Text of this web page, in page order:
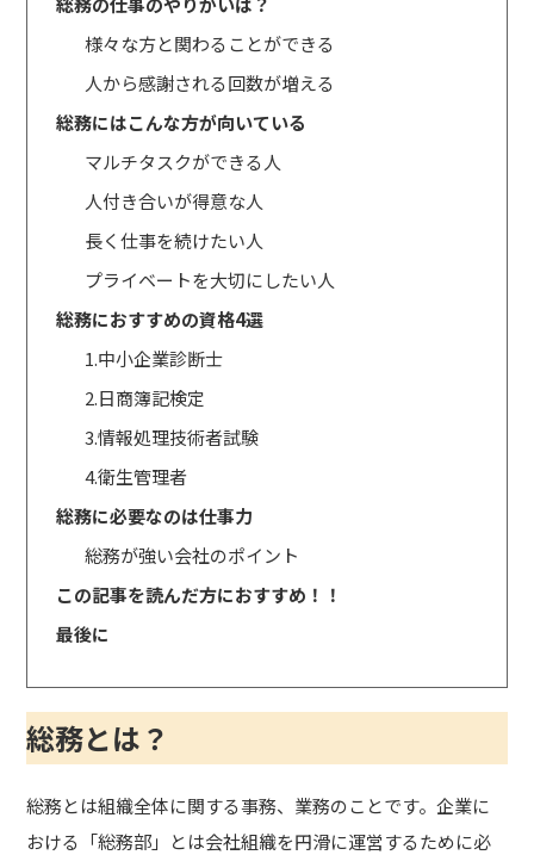
様々な方と関わることができる
人から感謝される回数が増える
総務にはこんな方が向いている
マルチタスクができる人
人付き合いが得意な人
長く仕事を続けたい人
プライベートを大切にしたい人
総務におすすめの資格4選
1.中小企業診断士
2.日商簿記検定
3.情報処理技術者試験
4.衛生管理者
総務に必要なのは仕事力
総務が強い会社のポイント
この記事を読んだ方におすすめ！！
最後に
総務とは？
総務とは組織全体に関する事務、業務のことです。企業に
おける「総務部」とは会社組織を円滑に運営するために必